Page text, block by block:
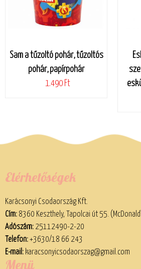
Sam a tűzoltó pohár, tűzoltós
pohár, papírpohár
1.490 Ft
Elérhetőségek
Karácsonyi Csodaország Kft.
Cím:8360 Keszthely, Tapolcai út 55.
Adószám:25112490-2-20
Telefon:+3630/18 66 243
E-mail: karacsonyicsodaorszag@gmail.com
Menü